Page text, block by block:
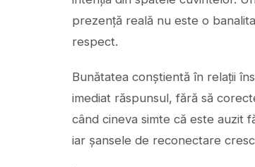
prezență reală nu este o
respect.
Bunătatea conștientă în relații
imediat răspunsul, fără să
când cineva simte că este auzit
iar șansele de reconectare